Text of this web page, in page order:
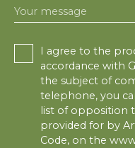
Your message
I agree to the
accordance with
the subject of
telephone, you
list of opposition
provided for by
Code, on the